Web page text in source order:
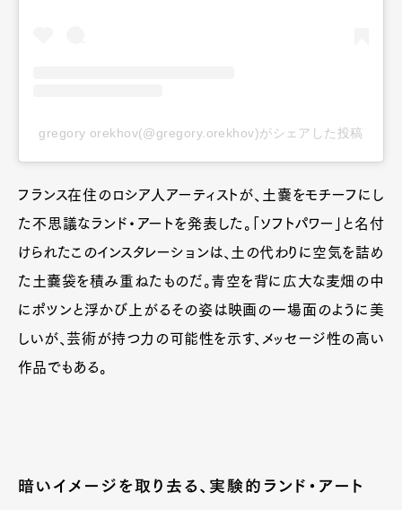
gregory orekhov(@gregory.orekhov)がシェアした投稿
フランス在住のロシア人アーティストが、土嚢をモチーフにし
た不思議なランド・アートを発表した。「ソフトパワー」と名付
けられたこのインスタレーションは、土の代わりに空気を詰め
た土嚢袋を積み重ねたものだ。青空を背に広大な麦畑の中
にポツンと浮かび上がるその姿は映画の一場面のように美
しいが、芸術が持つ力の可能性を示す、メッセージ性の高い
作品でもある。
暗いイメージを取り去る、実験的ランド・アート